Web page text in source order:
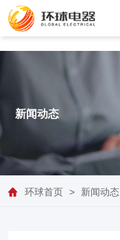
新闻动态
环球首页 > 新闻动态